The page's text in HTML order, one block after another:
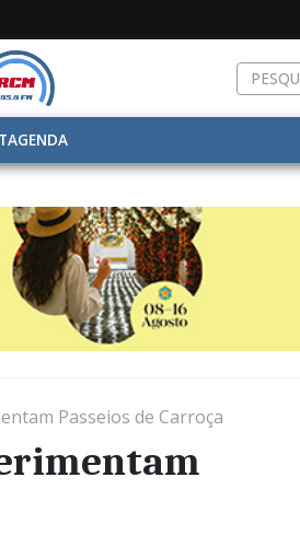
AGENDA
Passeios de Carroça